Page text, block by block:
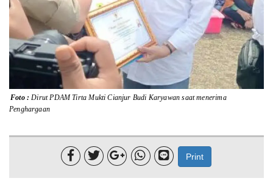
Edukasi
Opini
Mahar TV
Foto : Dirut PDAM Tirta Mukti Cianjur Budi Karyawan saat menerima
Penghargaan
     Print